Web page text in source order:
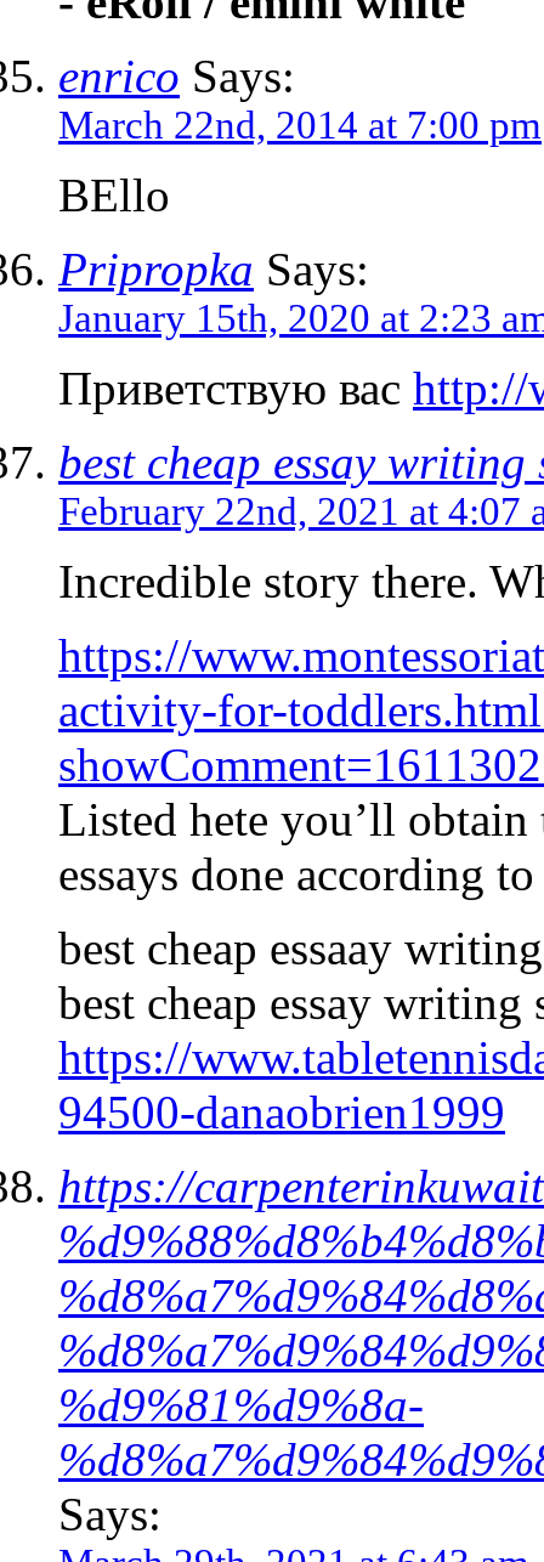
enrico Says:
March 22nd, 2014 at 7:00 pm
BEllo
Pripropka Says:
January 15th, 2020 at 2:23
Приветствую вас http://
best cheap essay writing
February 22nd, 2021 at 4:07
Incredible story there.
https://
activity-for-
Listed hete you’ll
essays done according
best cheap essaay
best cheap essay writing
https://
94500-danaobrien1999
https://
%d9%81%d9%8a-
Says: